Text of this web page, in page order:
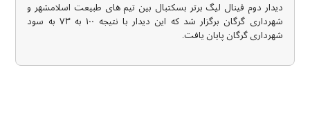
دیدار دوم فینال لیگ برتر بسکتبال بین تیم های طبیعت اسلامشهر و
شهرداری گرگان برگزار شد که این دیدار با نتیجه ۱۰۰ به ۷۳ به سود
شهرداری گرگان پایان یافت.